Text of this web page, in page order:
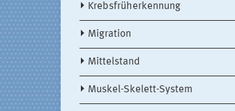
Krebsfrüherkennung
Migration
Mittelstand
Muskel-Skelett-System